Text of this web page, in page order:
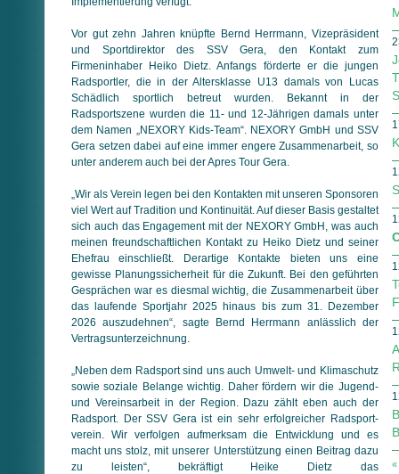
Vor gut zehn Jahren knüpfte Bernd Herrmann, Vizepräsident
und Sportdirektor des SSV Gera, den Kontakt zum
Firmeninhaber Heiko Dietz. Anfangs förderte er die jungen
Radsportler, die in der Altersklasse U13 damals von Lucas
Schädlich sportlich betreut wurden. Bekannt in der
Radsportszene wurden die 11- und 12-Jährigen damals unter
dem Namen „NEXORY Kids-Team“. NEXORY GmbH und SSV
Gera setzen dabei auf eine immer engere Zusammenarbeit, so
unter anderem auch bei der Apres Tour Gera.
„Wir als Verein legen bei den Kontakten mit unseren Sponsoren
viel Wert auf Tradition und Kontinuität. Auf dieser Basis gestaltet
sich auch das Engagement mit der NEXORY GmbH, was auch
meinen freundschaftlichen Kontakt zu Heiko Dietz und seiner
Ehefrau einschließt. Derartige Kontakte bieten uns eine
gewisse Planungssicherheit für die Zukunft. Bei den geführten
Ge­sprä­chen war es diesmal wichtig, die Zusammenarbeit über
das laufende Sportjahr 2025 hinaus bis zum 31. Dezember
2026 auszudehnen“, sagte Bernd Herrmann anlässlich der
Vertrags­unter­zeichnung.
„Neben dem Radsport sind uns auch Umwelt- und Klimaschutz
sowie soziale Belange wichtig. Daher fördern wir die Jugend-
und Vereinsarbeit in der Region. Dazu zählt eben auch der
Rad­sport. Der SSV Gera ist ein sehr erfolgreicher Rad­sport­
verein. Wir verfolgen aufmerksam die Entwicklung und es
macht uns stolz, mit unserer Unterstützung einen Beitrag dazu
zu leisten“, bekräftigt Heike Dietz das
«